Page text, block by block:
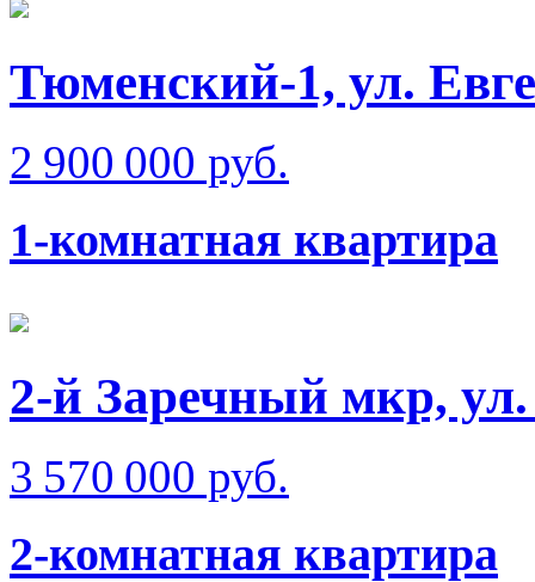
Тюменский-1, ул.
2 900 000 руб.
1-комнатная квартира
2-й Заречный мкр,
3 570 000 руб.
2-комнатная квартира